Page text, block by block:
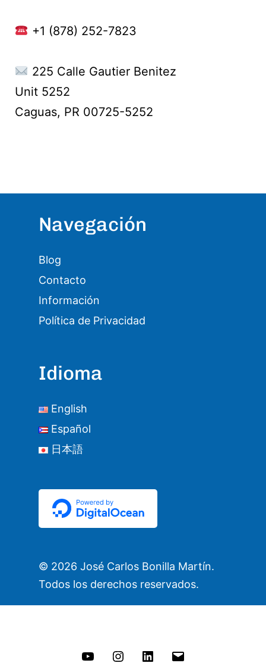
+1 (878) 252-7823
225 Calle Gautier Benitez
Unit 5252
Caguas, PR 00725-5252
Navegación
Blog
Contacto
Información
Política de Privacidad
Idioma
English
Español
日本語
© 2026 José Carlos Bonilla Martín.
Todos los derechos reservados.